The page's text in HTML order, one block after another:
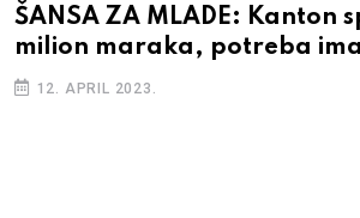
ŠANSA ZA MLADE: Kanton
milion maraka, potreba
12. APRIL 2023.